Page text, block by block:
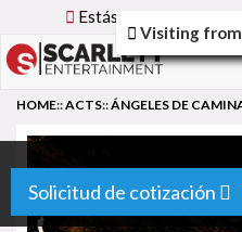
Estás utilizando la
Solicitud de cotización
HOME::ACTS::ÁNGELES DE
Visiting from